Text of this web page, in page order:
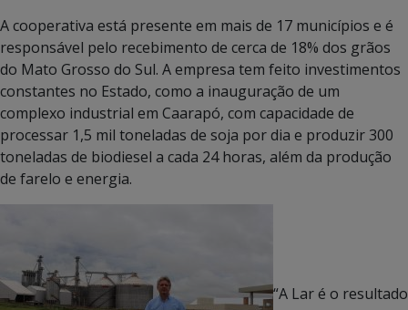
A cooperativa está presente em mais de 17 municípios e é
responsável pelo recebimento de cerca de 18% dos grãos
do Mato Grosso do Sul. A empresa tem feito investimentos
constantes no Estado, como a inauguração de um
complexo industrial em Caarapó, com capacidade de
processar 1,5 mil toneladas de soja por dia e produzir 300
toneladas de biodiesel a cada 24 horas, além da produção
de farelo e energia.
“A Lar é o resultado